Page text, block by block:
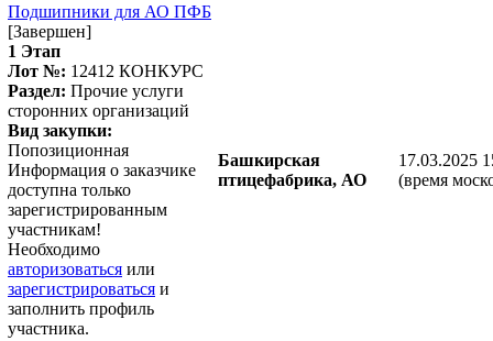
Подшипники для АО ПФБ
[Завершен]
1 Этап
Лот №: 12412 КОНКУРС
Раздел: Прочие услуги
сторонних организаций
Вид закупки:
Попозиционная
Информация о заказчике
доступна только
зарегистрированным
участникам!
Необходимо
авторизоваться или
зарегистрироваться и
заполнить профиль
участника.
Башкирская
птицефабрика, АО
17.03.2025
(время